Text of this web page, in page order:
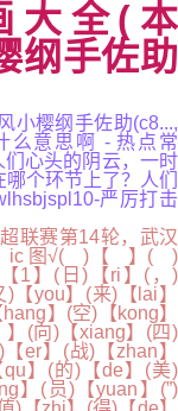
大全(本
纲手佐助
小樱纲手佐助(c8...,
么意思啊 - 热点常
心头的阴云，一时
个环节上了？人们
严厉打击
联赛第14轮，武汉
ic 图√( )【 】( )
1】(日)【ri】(，)
【you】(来)【lai】
】(空)【kong】
(向)【xiang】(四)
er】(战)【zhan】
】(的)【de】(美)
】(员)【yuan】(”)